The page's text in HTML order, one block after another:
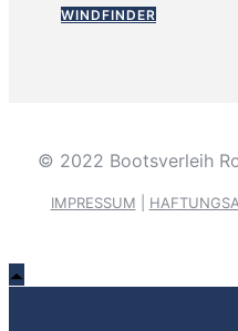
WINDFINDER
© 2022 Bootsverleih
IMPRESSUM